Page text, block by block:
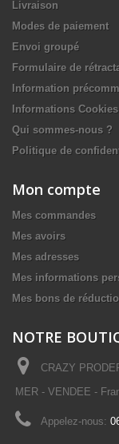
Livraison
Modes de paiement
Envoi groupé
Formulaire de
Information
Informations Cookies
Qui sommes-nous ?
Politique de
Mon compte
Mes commandes
Mes avoirs
Mes adresses
Mes informations
Mes bons de
NOTRE
CRAZY
MER - VENDEE -
Appelez-nous: